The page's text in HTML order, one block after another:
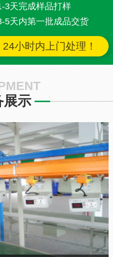
3天完成样品打样
5天内第一批成品交货
小时内上门处理！
展示